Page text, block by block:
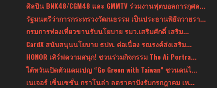
ศิลปิน BNK48/CGM48 และ GMMTV ร่วมงานฟุตบอลการกุศล...
รัฐมนตรีว่าการกระทรวงวัฒนธรรม เป็นประธานพิธีถวายรา...
กรมการท่องเที่ยวขานรับนโยบาย รมว.เสริมศักดิ์ เสริม...
CardX สนับสนุนนโยบาย ธปท. ต่อเนื่อง รณรงค์ส่งเสริม...
HONOR เสิร์ฟความสนุก! ชวนร่วมกิจกรรม The Ai Portra...
ไต้หวันเปิดตัวแคมเปญ “Go Green with Taiwan” ชวนคนไ...
เนเจอร์ เซ็นเซชั่น กราโนล่า ลดราคาปังรับกรกฎาคม เห...